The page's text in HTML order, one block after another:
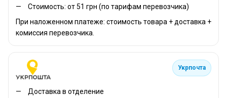
Стоимость: от 51 грн (по тарифам перевозчика)
При наложенном платеже: стоимость товара + доставка +
комиссия перевозчика.
Укрпочта
Доставка в отделение